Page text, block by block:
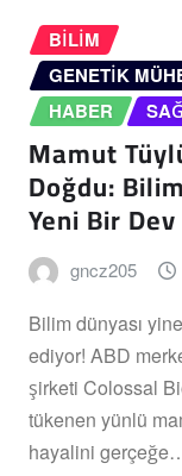
BILIM
GENETIK
HABER
Mamut
Doğdu:
Yeni Bir
gncz205
Bilim dünyası
ediyor! ABD
şirketi Colossal
tükenen yünlü
hayalini